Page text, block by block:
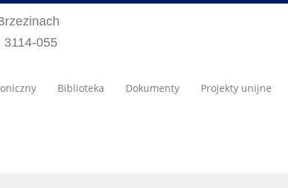
3114-055
Biblioteka Dokumenty Projekty unijne